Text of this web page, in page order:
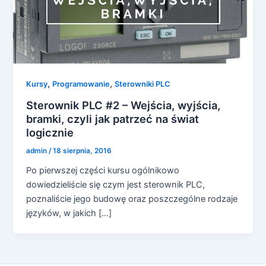
Kursy, Programowanie,Sterowniki PLC
Sterownik PLC #2 – Wejścia, wyjścia,
bramki, czyli jak patrzeć na świat
logicznie
admin/18 sierpnia, 2016
Po pierwszej części kursu ogólnikowo
dowiedzieliście się czym jest sterownik PLC,
poznaliście jego budowę oraz poszczególne rodzaje
języków, w jakich […]